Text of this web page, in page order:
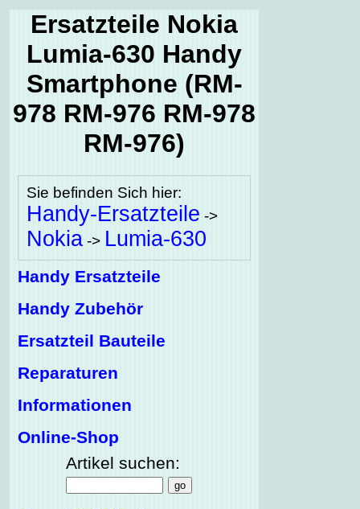
Ersatzteile Nokia
Lumia-630 Handy
Smartphone (RM-
978 RM-976 RM-978
RM-976)
Sie befinden Sich hier:
Handy-Ersatzteile ->
Nokia -> Lumia-630
Handy Ersatzteile
Handy Zubehör
Ersatzteil Bauteile
Reparaturen
Informationen
Online-Shop
Artikel suchen: